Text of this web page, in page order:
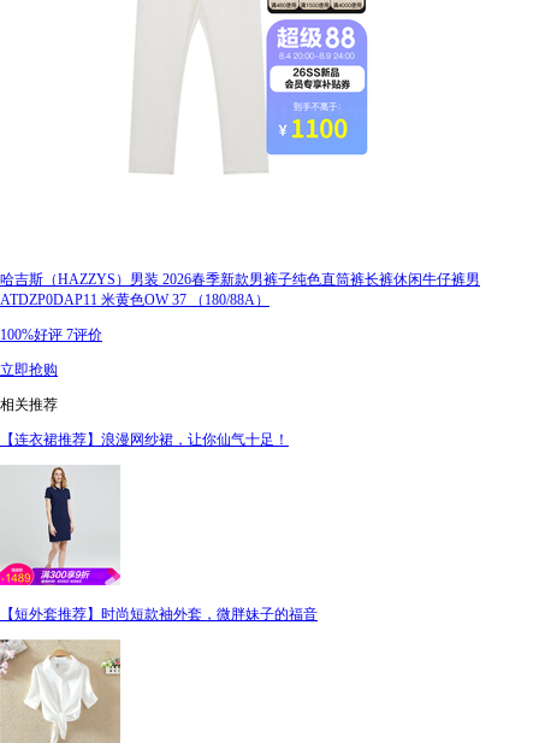
哈吉斯（HAZZYS）男装 2026春季新款男裤子纯色直筒裤长裤休闲牛仔裤男
ATDZP0DAP11 米黄色OW 37 （180/88A）
100%好评 7评价
立即抢购
相关推荐
【连衣裙推荐】浪漫网纱裙，让你仙气十足！
【短外套推荐】时尚短款袖外套，微胖妹子的福音